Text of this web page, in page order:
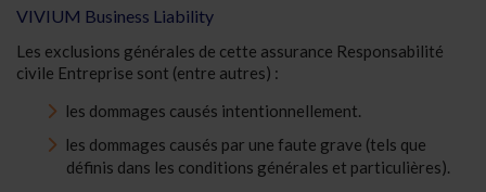
VIVIUM Business Liability
Les exclusions générales de cette assurance Responsabilité
civile Entreprise sont (entre autres) :
les dommages causés intentionnellement.
les dommages causés par une faute grave (tels que
définis dans les conditions générales et particulières).